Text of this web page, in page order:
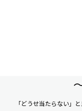
「どうせ当たらない」